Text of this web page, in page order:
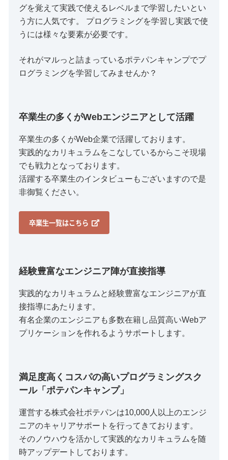
グを覚えて実践で使えるレベルまで学習したいとい
う方に人気です。 プログラミングを学習し実践で使
うには様々な要素が必要です。
それがマルっと詰まっているポテパンキャンプでプ
ログラミングを学習してみませんか？
卒業生の多くがWebエンジニアとして活躍
卒業生の多くがWeb企業で活躍しております。
実践的なカリキュラムをこなしているからこそ現場
でも戦力となっております。
活躍する卒業生のインタビューもございますので是
非御覧ください。
卒業生一覧はこちら
経験豊富なエンジニア陣が直接指導
実践的なカリキュラムと経験豊富なエンジニアが直
接指導にあたります。
有名企業のエンジニアも多数在籍し品質高いWebア
プリケーションを作れるようサポートします。
満足度高くコスパの高いプログラミングスク
ール「ポテパンキャンプ」
運営する株式会社ポテパンは10,000人以上のエンジ
ニアのキャリアサポートを行ってきております。
そのノウハウを活かして実践的なカリキュラムを随
時アップデートしております。